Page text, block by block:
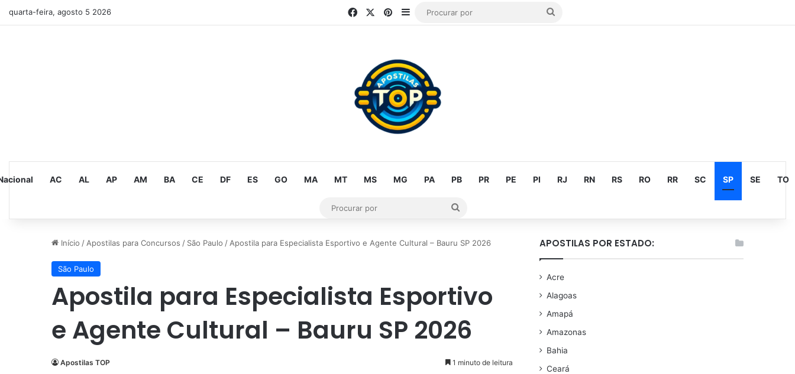
quarta-feira, agosto 5 2026 FacebookPinterest
Barra Lateral
AC AL AP AM BA CE DF ES GO MA MT MS MG PA PB PR PE PI RJ RN RS RO RR SC SP SE TO
Procurar
Início / Apostilas para Concursos / São Paulo / Apostila para Especialista Esportivo e Agente Cultural – Bauru SP 2026
São Paulo
Apostila para Especialista Esportivo
e Agente Cultural – Bauru SP 2026
Apostilas TOP 1 minuto de leitura
APOSTILAS POR ESTADO:
Acre
Alagoas
Amapá
Amazonas
Bahia
Ceará